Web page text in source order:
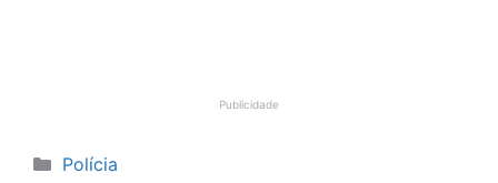
Publicidade
Categorias
Polícia